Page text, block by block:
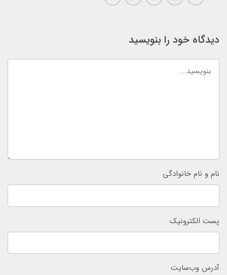
دیدگاه خود را بنویسید
نام و نام خانوادگی
پست الکترونیک
آدرس وب‌سایت